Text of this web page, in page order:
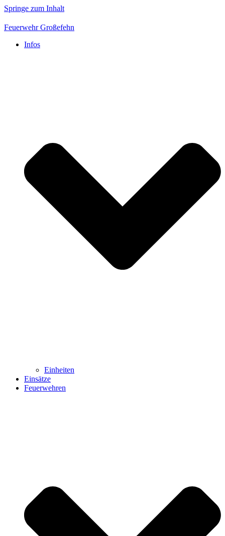
Springe zum Inhalt
Feuerwehr Großefehn
Infos
Einheiten
Einsätze
Feuerwehren